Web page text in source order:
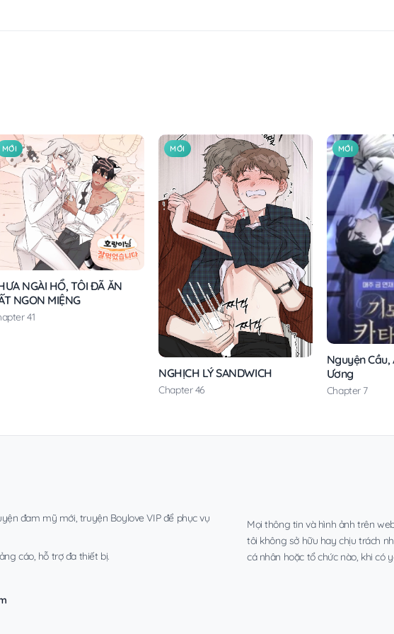
MỚI
NGÀI HỔ, TÔI ĐÃ ĂN
NGON MIỆNG
41
MỚI
NGHỊCH LÝ SANDWICH
Chapter 46
MỚI
Nguyện Cầu,
Ương
Chapter 7
đam mỹ mới, truyện Boylove VIP để phục vụ
cáo, hỗ trợ đa thiết bị.
Mọi thông tin và hình ảnh trên
tôi không sở hữu hay chịu trách
cá nhân hoặc tổ chức nào, khi có